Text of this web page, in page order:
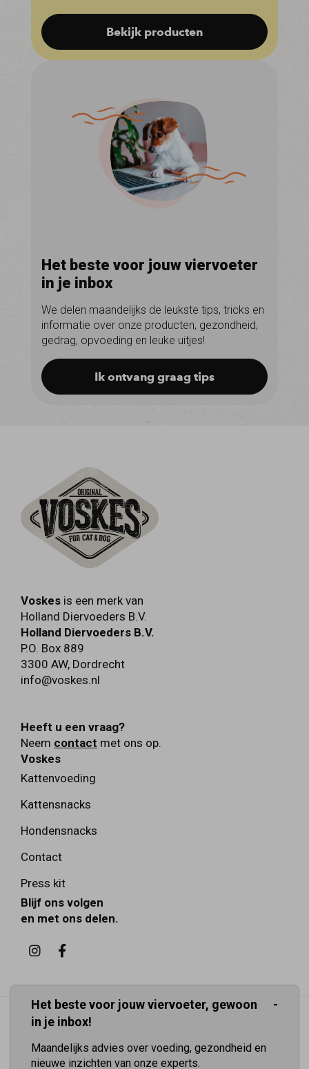
Bekijk producten
Het beste voor jouw viervoeter
in je inbox
We delen maandelijks de leukste tips, tricks en
informatie over onze producten, gezondheid,
gedrag, opvoeding en leuke uitjes!
Ik ontvang graag tips
Voskes is een merk van
Holland Diervoeders B.V.
Holland Diervoeders B.V.
P.O. Box 889
3300 AW, Dordrecht
info@voskes.nl
Heeft u een vraag?
Neem contact met ons op.
Voskes
Kattenvoeding
Kattensnacks
Hondensnacks
Contact
Press kit
Blijf ons volgen
en met ons delen.
Het beste voor jouw viervoeter, gewoon
in je inbox!
Maandelijks advies over voeding, gezondheid en
nieuwe inzichten van onze experts.